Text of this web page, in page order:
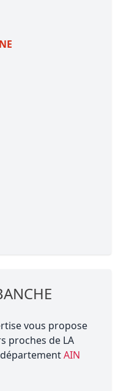
vous propose
proches de LA
départementAIN